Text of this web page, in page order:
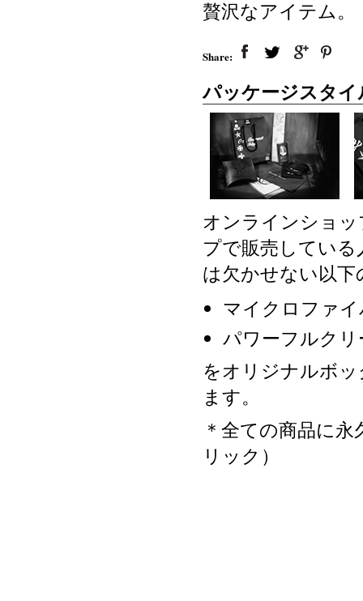
贅沢なアイテム。
Share:
パッケージスタ
オンラインショ
プで販売してい
は欠かせない以
マイクロファ
パワーフルク
をオリジナルボ
ます。
＊全ての商品に
リック）